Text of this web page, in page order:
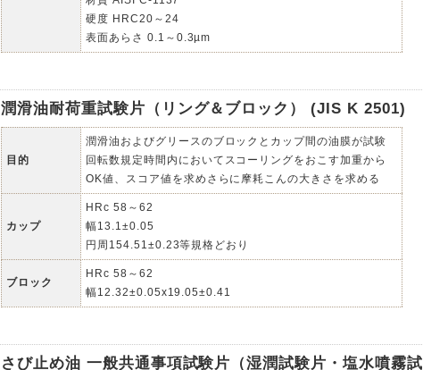
硬度 HRC20～24
表面あらさ 0.1～0.3µm
潤滑油耐荷重試験片（リング＆ブロック） (JIS K 2501)
目的
潤滑油およびグリースのブロックとカップ間の油膜が試験
回転数規定時間内においてスコーリングをおこす加重から
OK値、スコア値を求めさらに摩耗こんの大きさを求める
カップ
HRc 58～62
幅13.1±0.05
円周154.51±0.23等規格どおり
ブロック
HRc 58～62
幅12.32±0.05x19.05±0.41
さび止め油 一般共通事項試験片（湿潤試験片・塩水噴霧試